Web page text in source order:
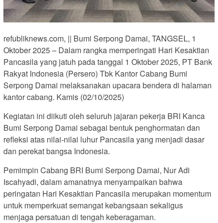
refubliknews.com, || Bumi Serpong Damai, TANGSEL, 1
Oktober 2025 – Dalam rangka memperingati Hari Kesaktian
Pancasila yang jatuh pada tanggal 1 Oktober 2025, PT Bank
Rakyat Indonesia (Persero) Tbk Kantor Cabang Bumi
Serpong Damai melaksanakan upacara bendera di halaman
kantor cabang. Kamis (02/10/2025)
Kegiatan ini diikuti oleh seluruh jajaran pekerja BRI Kanca
Bumi Serpong Damai sebagai bentuk penghormatan dan
refleksi atas nilai-nilai luhur Pancasila yang menjadi dasar
dan perekat bangsa Indonesia.
Pemimpin Cabang BRI Bumi Serpong Damai, Nur Adi
Iscahyadi, dalam amanatnya menyampaikan bahwa
peringatan Hari Kesaktian Pancasila merupakan momentum
untuk memperkuat semangat kebangsaan sekaligus
menjaga persatuan di tengah keberagaman.